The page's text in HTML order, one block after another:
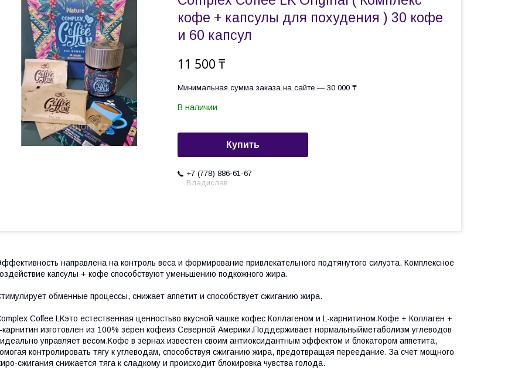
кофе + капсулы для похудения ) 30 кофе
и 60 капсул
11 500 ₸
Минимальная сумма заказа на сайте — 30 000 ₸
В наличии
Купить
+7 (778) 886-61-67
Владислав
направлена на контроль веса и формирование привлекательного подтянутого силуэта. Комплексное
капсулы + кофе способствуют уменьшению подкожного жира.
обменные процессы, снижает аппетит и способствует сжиганию жира.
Coffee LKэто естественная ценностьво вкусной чашке кофес Коллагеном и L-карнитином.Кофе + Коллаген +
карнитин изготовлен из 100% зёрен кофеиз Северной Америки.Поддерживает нормальныйметаболизм углеводов
управляет весом.Кофе в зёрнах известен своим антиоксидантным эффектом и блокатором аппетита,
контролировать тягу к углеводам, способствуя сжиганию жира, предотвращая переедание. За счет мощного
сжигания снижается тяга к сладкому и происходит блокировка чувства голода.